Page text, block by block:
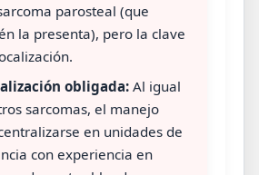
parosteal (que
la presenta), pero la clave
obligada:Al igual
sarcomas, el manejo
en unidades de
con experiencia en